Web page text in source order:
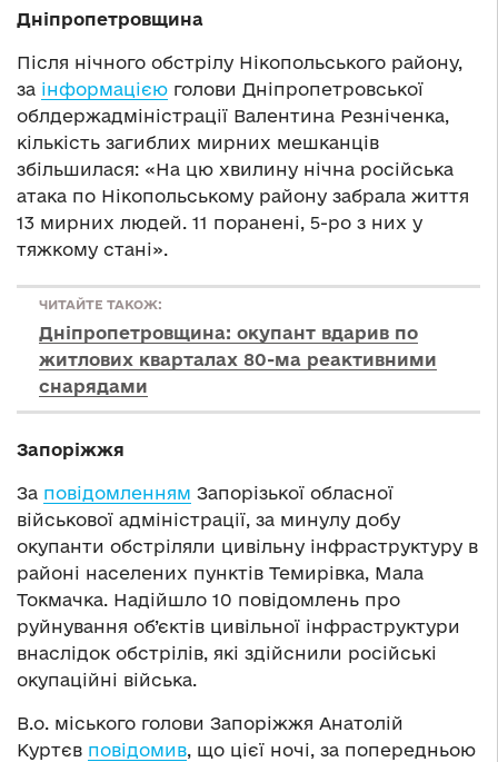
Дніпропетровщина
Після нічного обстрілу Нікопольського району,
за інформацією голови Дніпропетровської
облдержадміністрації Валентина Резніченка,
кількість загиблих мирних мешканців
збільшилася: «На цю хвилину нічна російська
атака по Нікопольському району забрала життя
13 мирних людей. 11 поранені, 5-ро з них у
тяжкому стані».
ЧИТАЙТЕ ТАКОЖ:
Дніпропетровщина: окупант вдарив по
житлових кварталах 80-ма реактивними
снарядами
Запоріжжя
За повідомленням Запорізької обласної
військової адміністрації, за минулу добу
окупанти обстріляли цивільну інфраструктуру в
районі населених пунктів Темирівка, Мала
Токмачка. Надійшло 10 повідомлень про
руйнування об’єктів цивільної інфраструктури
внаслідок обстрілів, які здійснили російські
окупаційні війська.
В.о. міського голови Запоріжжя Анатолій
Куртєв повідомив, що цієї ночі, за попередньою